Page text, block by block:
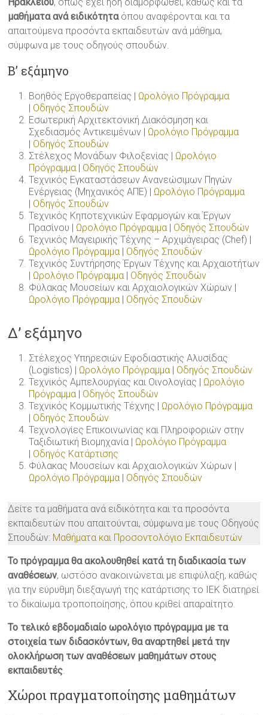
Ηρακλείου, όπως έχει ήδη διαμορφωθεί, καθώς και τα
μαθήματα ανά ειδικότηταόπου αναφέρονται και τα
απαιτούμενα προσόντα εκπαιδευτών ανά μάθημα,
σύμφωνα με τους οδηγούς σπουδών.
Β’ εξάμηνο
Βοηθός Εργοθεραπείας | Ωρολόγιο Πρόγραμμα
Οδηγός Σπουδών
Εσωτερική Αρχιτεκτονική Διακόσμηση και
Σχεδιασμός Αντικειμένων | Ωρολόγιο Πρόγραμμα
Οδηγός Σπουδών
Στέλεχος Μονάδων Φιλοξενίας | Ωρολόγιο
Πρόγραμμα| Οδηγός Σπουδών
Τεχνικός Εγκαταστάσεων Ανανεώσιμων Πηγών
Ενέργειας (Μηχανικός ΑΠΕ) | Ωρολόγιο Πρόγραμμα
Οδηγός Σπουδών
Τεχνικός Κηποτεχνικών Εφαρμογών και Έργων
Πρασίνου | Ωρολόγιο Πρόγραμμα| Οδηγός Σπουδών
Τεχνικός Μαγειρικής Τέχνης – Αρχιμάγειρας (Chef) |
Ωρολόγιο Πρόγραμμα
Οδηγός Σπουδών
Τεχνικός Συντήρησης Έργων Τέχνης και Αρχαιοτήτων
Ωρολόγιο Πρόγραμμα| Οδηγός Σπουδών
Φύλακας Μουσείων και Αρχαιολογικών Χώρων |
Ωρολόγιο Πρόγραμμα| Οδηγός Σπουδών
Δ’ εξάμηνο
Στέλεχος Υπηρεσιών Εφοδιαστικής Αλυσίδας
(Logistics) | Ωρολόγιο Πρόγραμμα| Οδηγός Σπουδών
Τεχνικός Αμπελουργίας και Οινολογίας | Ωρολόγιο
Πρόγραμμα| Οδηγός Σπουδών
Τεχνικός Κομμωτικής Τέχνης | Ωρολόγιο Πρόγραμμα
Οδηγός Σπουδών
Τεχνολογίες Επικοινωνίας και Πληροφοριών στην
Ταξιδιωτική Βιομηχανία | Ωρολόγιο Πρόγραμμα
Οδηγός Κατάρτισης
Φύλακας Μουσείων και Αρχαιολογικών Χώρων |
Ωρολόγιο Πρόγραμμα| Οδηγός Σπουδών
Δείτε τα μαθήματα ανά ειδικότητα και τα προσόντα
εκπαιδευτών που απαιτούνται, σύμφωνα με τους Οδηγούς
Σπουδών: Μαθήματα και Προσοντολόγιο Εκπαιδευτών
Το πρόγραμμα θα ακολουθηθεί κατά τη διαδικασία των
αναθέσεων, ωστόσο ανακοινώνεται με επιφύλαξη, καθώς
για την εύρυθμη διεξαγωγή της κατάρτισης το ΙΕΚ διατηρεί
το δικαίωμα τροποποίησης, όπου κριθεί απαραίτητο.
Το τελικό εβδομαδιαίο ωρολόγιο πρόγραμμα με τα
στοιχεία των διδασκόντων, θα αναρτηθεί μετά την
ολοκλήρωση των αναθέσεων μαθημάτων στους
εκπαιδευτές.
Χώροι πραγματοποίησης μαθημάτων